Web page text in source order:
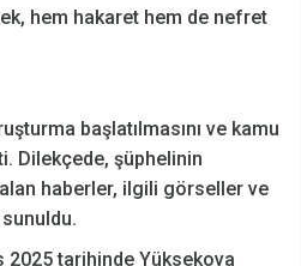
hem hakaret hem de nefret
başlatılmasını ve kamu
Dilekçede, şüphelinin
alan haberler, ilgili görseller ve
2025 tarihinde Yüksekova